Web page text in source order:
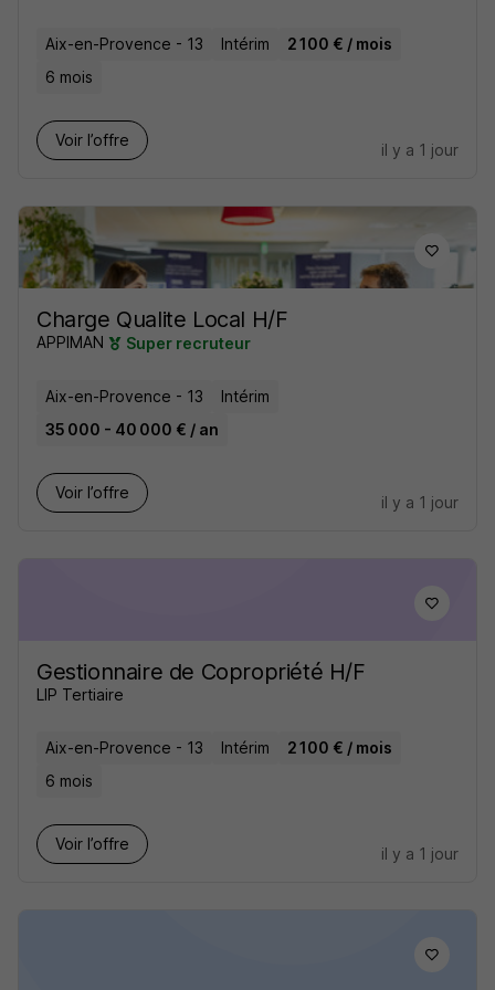
Aix-en-Provence - 13 Intérim
2 100 € / mois
6 mois
Voir l’offre
il y a 1 jour
Charge Qualite Local H/F
APPIMAN Super recruteur
Aix-en-Provence - 13
Intérim
35 000 - 40 000 € / an
Voir l’offre
il y a 1 jour
Gestionnaire de Copropriété H/F
LIP Tertiaire
Aix-en-Provence - 13 Intérim
2 100 € / mois
6 mois
Voir l’offre
il y a 1 jour